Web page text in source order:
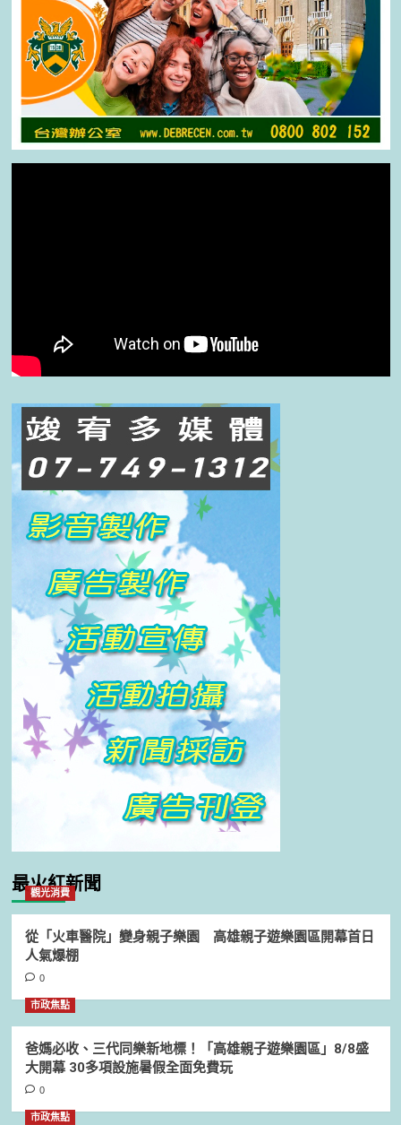
最火紅新聞
觀光消費
從「火車醫院」變身親子樂園 高雄親子遊樂園區開幕首日
人氣爆棚
0
市政焦點
爸媽必收、三代同樂新地標！「高雄親子遊樂園區」8/8盛
大開幕 30多項設施暑假全面免費玩
0
市政焦點